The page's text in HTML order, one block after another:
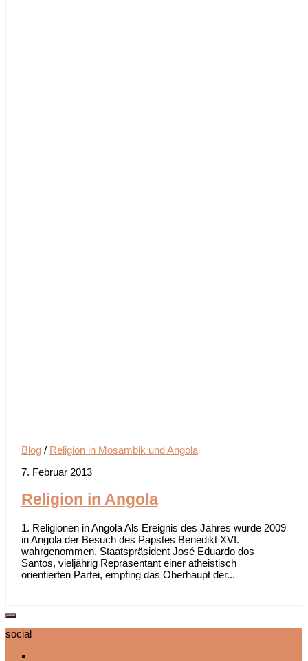
Blog/ Religion in Mosambik und Angola
7. Februar 2013
Religion in Angola
1. Religionen in Angola Als Ereignis des Jahres wurde 2009
in Angola der Besuch des Papstes Benedikt XVI.
wahrgenommen. Staatspräsident José Eduardo dos
Santos, vieljährig Repräsentant einer atheistisch
orientierten Partei, empfing das Oberhaupt der...
social